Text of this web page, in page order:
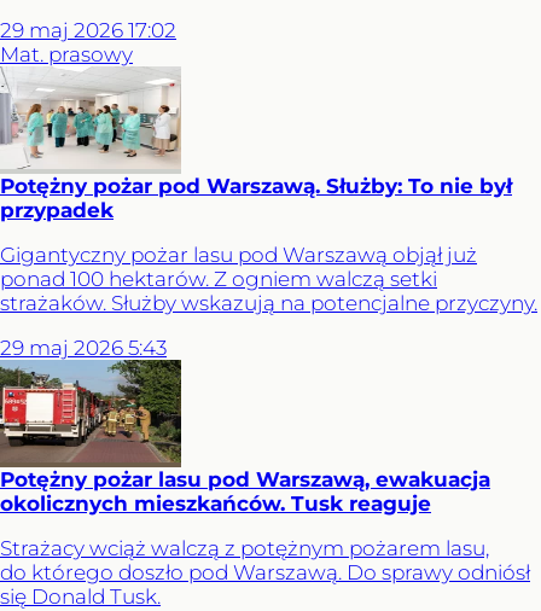
29 maj 2026 17:02
Mat. prasowy
Potężny pożar pod Warszawą. Służby: To nie był
przypadek
Gigantyczny pożar lasu pod Warszawą objął już
ponad 100 hektarów. Z ogniem walczą setki
strażaków. Służby wskazują na potencjalne przyczyny.
29 maj 2026 5:43
Potężny pożar lasu pod Warszawą, ewakuacja
okolicznych mieszkańców. Tusk reaguje
Strażacy wciąż walczą z potężnym pożarem lasu,
do którego doszło pod Warszawą. Do sprawy odniósł
się Donald Tusk.